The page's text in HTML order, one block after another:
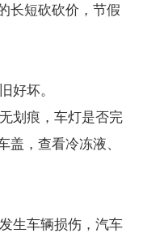
长短砍砍价，节假
好坏。
划痕，车灯是否完
盖，查看冷冻液、
生车辆损伤，汽车